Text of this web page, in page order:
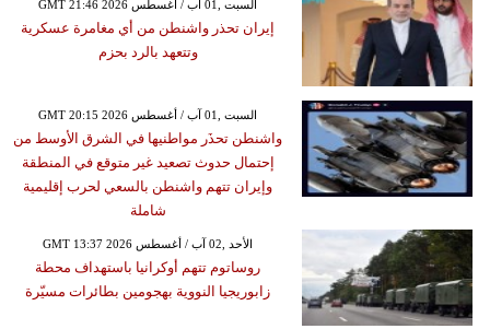
GMT 21:46 2026 السبت ,01 آب / أغسطس
إيران تحذر واشنطن من أي مغامرة عسكرية
وتتعهد بالرد بحزم
GMT 20:15 2026 السبت ,01 آب / أغسطس
واشنطن تحذَر مواطنيها في الشرق الأوسط من
إحتمال حدوث تصعيد غير متوقع في المنطقة
وإيران تتهم واشنطن بالسعي لحرب إقليمية
شاملة
GMT 13:37 2026 الأحد ,02 آب / أغسطس
روساتوم تتهم أوكرانيا باستهداف محطة
زابوريجيا النووية بهجومين بطائرات مسيّرة